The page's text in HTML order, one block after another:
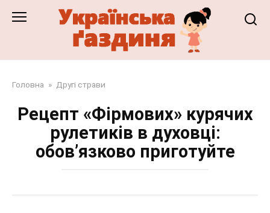
Головна » Другі страви
Рецепт «Фірмових» курячих
рулетиків в духовці:
обов’язково приготуйте